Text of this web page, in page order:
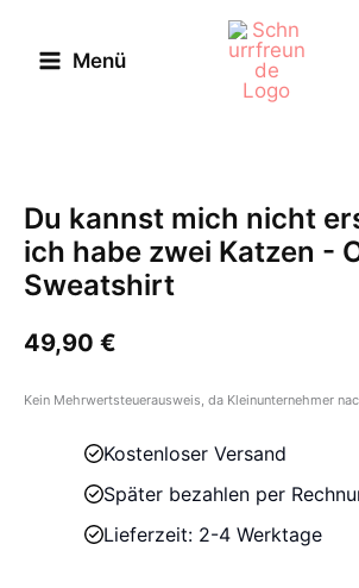
Inhalt
Menü
Du kannst mich nicht
ich habe zwei Katzen -
Sweatshirt
49,90 €
Kein Mehrwertsteuerausweis, da Kleinunternehmer
Kostenloser Versand
Später bezahlen per
Lieferzeit: 2-4 Werktage